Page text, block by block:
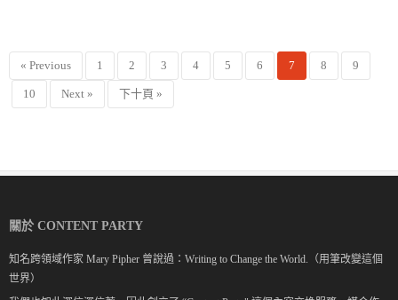
« Previous 1 2 3 4 5 6 7 8 9
10 Next » 下十頁 »
關於 CONTENT PARTY
知名跨領域作家 Mary Pipher 曾說過：Writing to Change the World.（用筆改變這個
世界）